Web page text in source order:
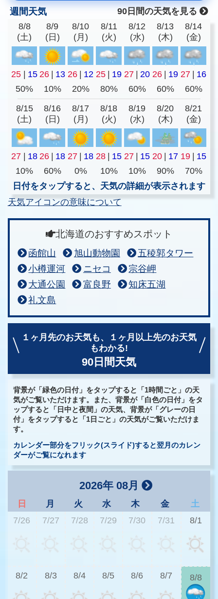
週間天気
90日間の天気を見る
8/8
(土)
8/9
(日)
8/10
(月)
8/11
(火)
8/12
(水)
8/13
(木)
8/14
(金)
25 15 26 13 26 12 25 19 27 20 26 19 27
16
50%
10% 20% 80% 60% 60% 60%
8/15
(土)
8/16
(日)
8/17
(月)
8/18
(火)
8/19
(水)
8/20
(木)
8/21
(金)
27 18 26 18 27 18 28 15 27 15 20 17 19
15
10%
60% 0% 10% 10% 90%
70%
日付をタップすると、天気の詳細が表示されます
天気アイコンの意味について
北海道のおすすめスポット
函館山 旭山動物園
五稜郭タワー
小樽運河
ニセコ
宗谷岬
大通公園
富良野
知床五湖
礼文島
１ヶ月先のお天気も、
１ヶ月以上先のお天気
もわかる!
90日間天気
背景が「緑色の日付」をタップすると「1時間ごと」の天
気がご覧いただけます。また、背景が「白色の日付」をタ
ップすると「日中と夜間」の天気、背景が「グレーの日
付」をタップすると「1日ごと」の天気がご覧いただけま
す。
カレンダー部分をフリック(スライド)すると翌月のカレン
ダーがご覧になれます
2026年 08月
日 月 火 水 木 金
土
7/26
7/27 7/28 7/29 7/30 7/31 8/1
8/2 8/3 8/4 8/5 8/6 8/7 8/8